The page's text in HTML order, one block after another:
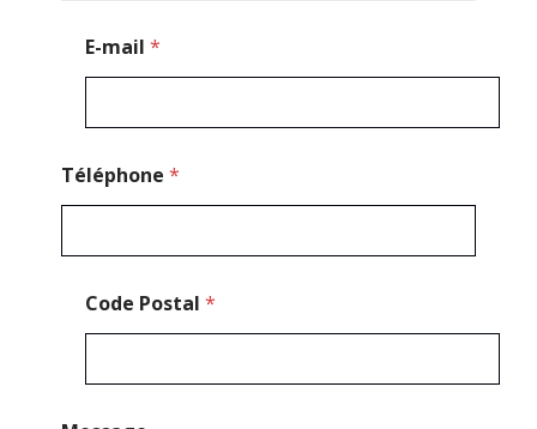
E-mail *
Téléphone *
Code Postal *